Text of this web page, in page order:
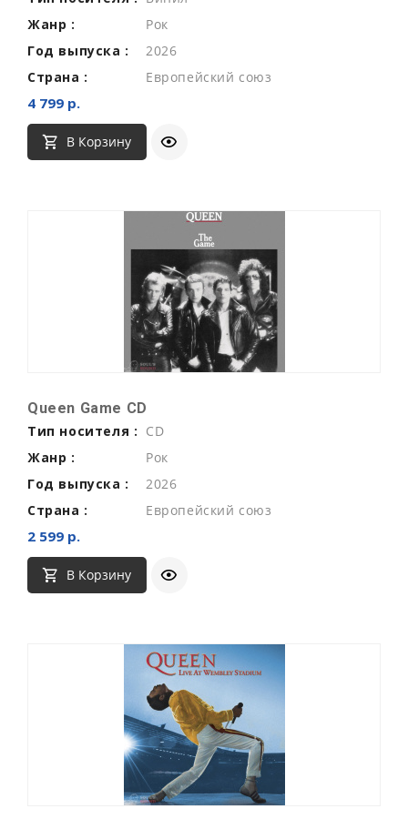
Жанр :
Рок
Год выпуска :
2026
Страна :
Европейский союз
4 799 р.
В Корзину
Queen Game CD
Тип носителя : CD
Жанр :
Рок
Год выпуска :
2026
Страна :
Европейский союз
2 599 р.
В Корзину